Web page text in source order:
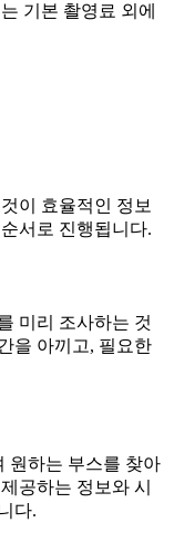
기본 촬영료 외에
이 효율적인 정보
서로 진행됩니다.
미리 조사하는 것
을 아끼고, 필요한
원하는 부스를 찾아
공하는 정보와 시
다.